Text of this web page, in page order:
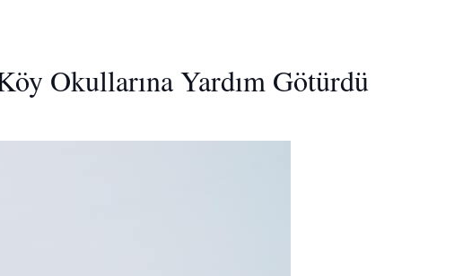
Okullarına Yardım Götürdü